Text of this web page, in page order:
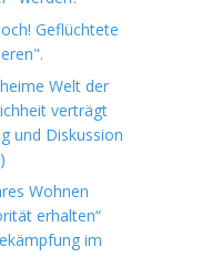
Geflüchtete
Welt der
verträgt
und Diskussion
Wohnen
erhalten“
im